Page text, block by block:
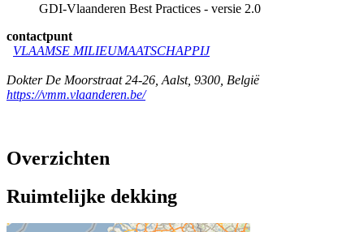
GDI-Vlaanderen Best Practices - versie 2.0
contactpunt
VLAAMSE MILIEUMAATSCHAPPIJ
Dokter De Moorstraat 24-26 Aalst, 9300 België
https://vmm.vlaanderen.be/
Overzichten
Ruimtelijke dekking